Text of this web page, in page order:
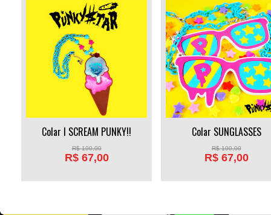
Colar I SCREAM PUNKY!!
R$100,00
R$ 67,00
Colar SUNGLASSES
R$100,00
R$ 67,00